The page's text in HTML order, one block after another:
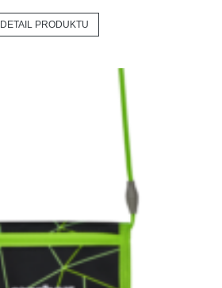
DETAIL PRODUKTU